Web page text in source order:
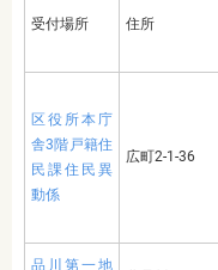
受付場所 住所
区役所本庁
舎3階戸籍住
民課住民異
動係
広町2-1-36
品川第一地